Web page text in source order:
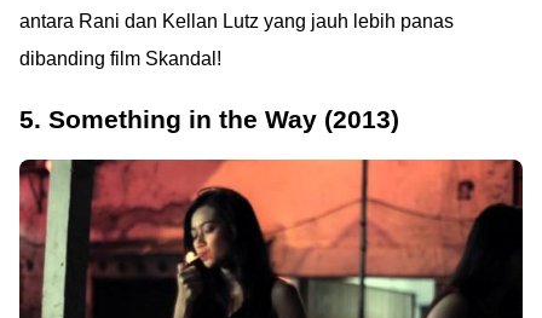
antara Rani dan Kellan Lutz yang jauh lebih panas
dibanding film Skandal!
5. Something in the Way (2013)